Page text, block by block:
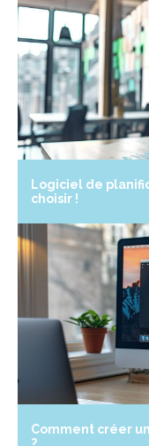
Logiciel de
choisir !
Comment créer